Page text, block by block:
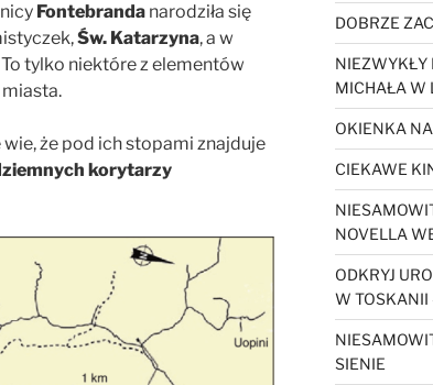
Fontebranda narodziła się
Św. Katarzyna, a w
tylko niektóre z elementów
miasta.
że pod ich stopami znajduje
korytarzy
DOBRZE
NIEZWYKŁY
MICHAŁA W
OKIENKA
CIEKAWE
NOVELLA
ODKRYJ
W TOSKANII
SIENIE